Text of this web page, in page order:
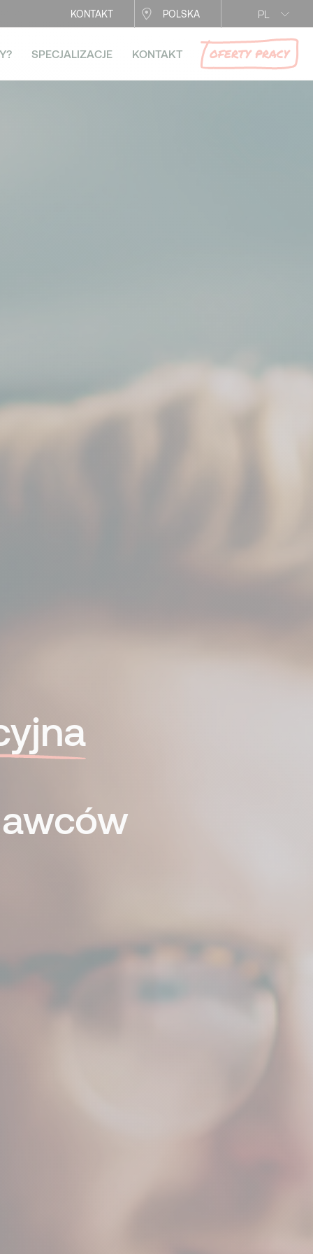
PL
KONTAKT POLSKA
SPECJALIZACJE KONTAKT OFERTY PRACY